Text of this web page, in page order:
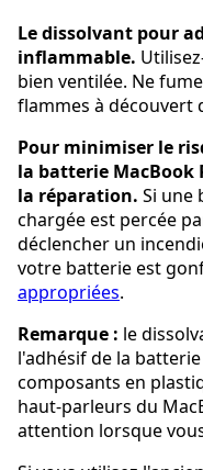
Le dissolvant pour
inflammable.
bien ventilée. Ne
flammes à découvert
Pour minimiser le
la batterie MacBook
la réparation. Si une
chargée est percée
déclencher un
votre batterie est
appropriées.
Remarque : le
l'adhésif de la
composants en
haut-parleurs du
attention lorsque